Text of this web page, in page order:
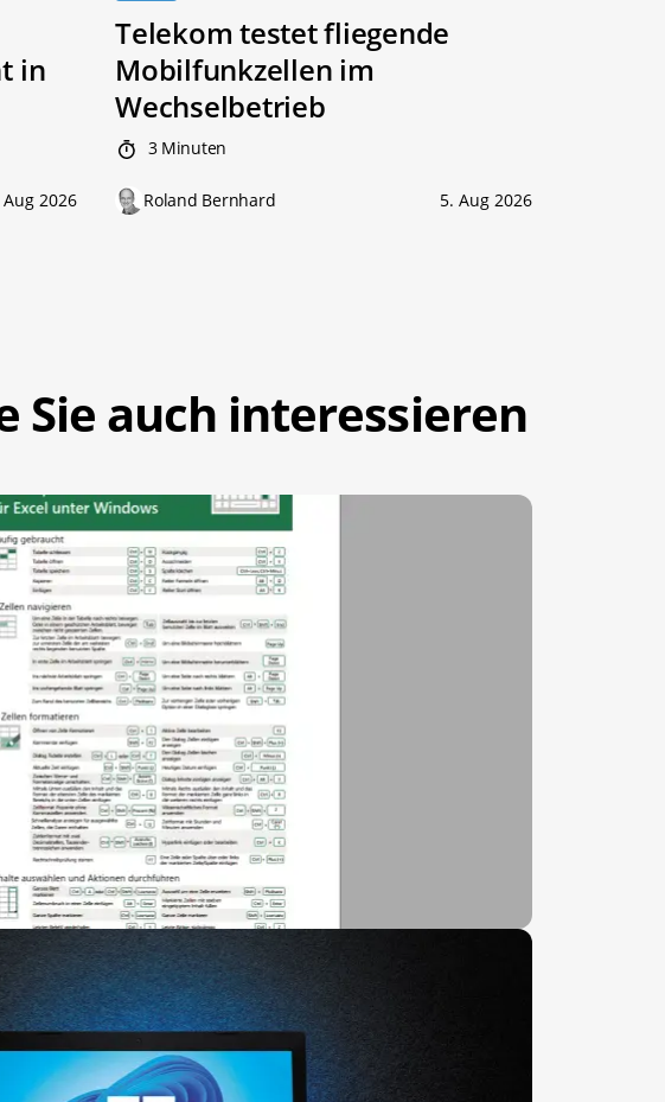
in
2026
Telekom testet fliegende
Mobilfunkzellen im
Wechselbetrieb
3 Minuten
Roland Bernhard 5. Aug 2026
Sie auch interessieren